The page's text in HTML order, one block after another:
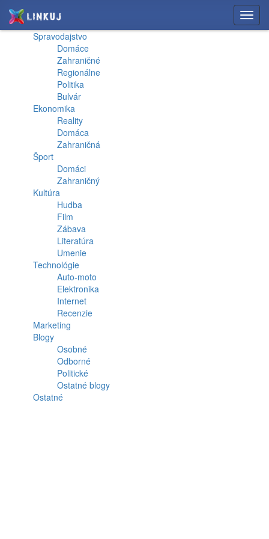
Spravodajstvo
Domáce
Zahraničné
Regionálne
Politika
Bulvár
Ekonomika
Reality
Domáca
Zahraničná
Šport
Domáci
Zahraničný
Kultúra
Hudba
Film
Zábava
Literatúra
Umenie
Technológie
Auto-moto
Elektronika
Internet
Recenzie
Marketing
Blogy
Osobné
Odborné
Politické
Ostatné blogy
Ostatné